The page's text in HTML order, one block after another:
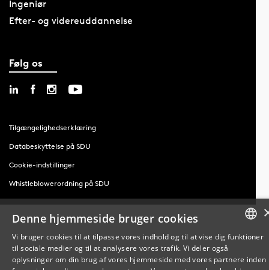
Ingeniør
Efter- og videreuddannelse
Følg os
Tilgængelighedserklæring
Databeskyttelse på SDU
Cookie-indstillinger
Whistleblowerordning på SDU
Denne hjemmeside bruger cookies
Vi bruger cookies til at tilpasse vores indhold og til at vise dig funktioner
til sociale medier og til at analysere vores trafik. Vi deler også
oplysninger om din brug af vores hjemmeside med vores partnere inden